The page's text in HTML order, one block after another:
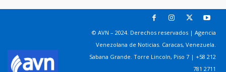
© AVN – 2024. Derechos reservados | Agencia
Venezolana de Noticias. Caracas, Venezuela.
Sabana Grande. Torre Lincoln, Piso 7 | +58 212
781 2711